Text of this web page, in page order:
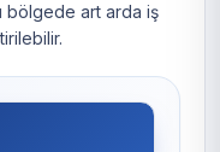
bölgede art arda iş